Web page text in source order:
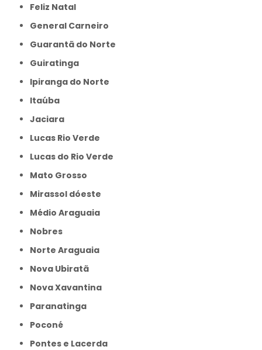
Feliz Natal
General Carneiro
Guarantã do Norte
Guiratinga
Ipiranga do Norte
Itaúba
Jaciara
Lucas Rio Verde
Lucas do Rio Verde
Mato Grosso
Mirassol dóeste
Médio Araguaia
Nobres
Norte Araguaia
Nova Ubiratã
Nova Xavantina
Paranatinga
Poconé
Pontes e Lacerda